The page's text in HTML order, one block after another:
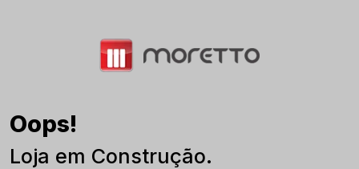
Oops!
Loja em Construção.